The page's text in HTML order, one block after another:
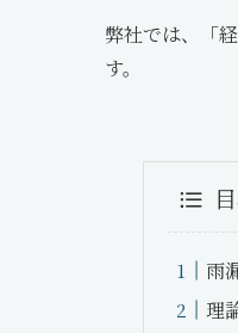
弊社では、「
す。
雨
理